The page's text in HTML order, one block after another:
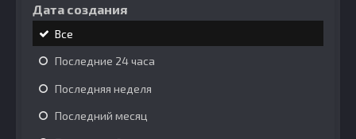
Дата создания
Все
Последние 24 часа
Последняя неделя
Последний месяц